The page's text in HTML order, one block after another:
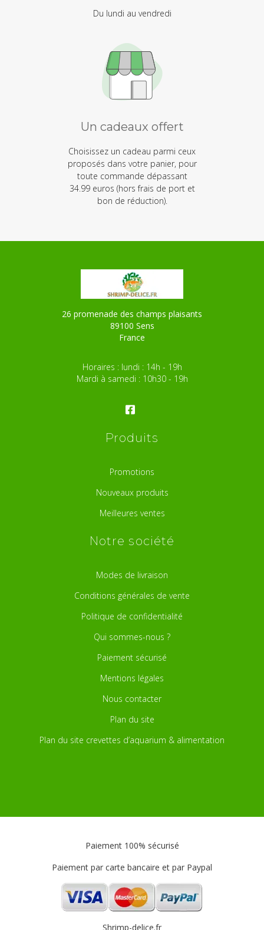
Du lundi au vendredi
Un cadeaux offert
Choisissez un cadeau parmi ceux
proposés dans votre panier, pour
toute commande dépassant
34.99 euros (hors frais de port et
bon de réduction).
26 promenade des champs plaisants
89100 Sens
France
Horaires : lundi : 14h - 19h
Mardi à samedi : 10h30 - 19h
Produits
Promotions
Nouveaux produits
Meilleures ventes
Notre société
Modes de livraison
Conditions générales de vente
Politique de confidentialité
Qui sommes-nous ?
Paiement sécurisé
Mentions légales
Nous contacter
Plan du site
Plan du site crevettes d’aquarium & alimentation
Paiement 100% sécurisé
Paiement par carte bancaire et par Paypal
Shrimp-delice.fr